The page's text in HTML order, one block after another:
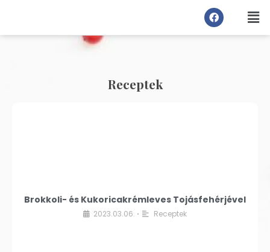
Receptek
Brokkoli- és Kukoricakrémleves Tojásfehérjével
2023.03.06. • Receptek